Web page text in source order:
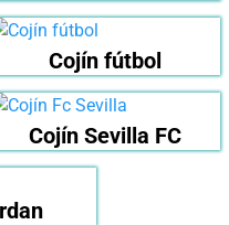
Cojín fútbol
Cojín Sevilla FC